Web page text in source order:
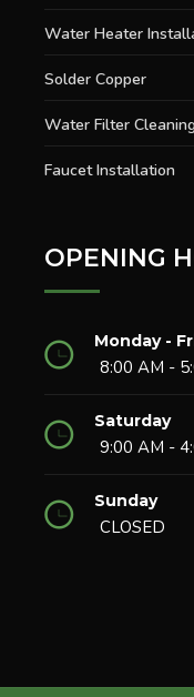
Water Heater
Solder Copper
Water Filter Cleaning
Faucet Installation
OPENING
Monday -
8:00 AM -
Saturday
9:00 AM -
Sunday
CLOSED